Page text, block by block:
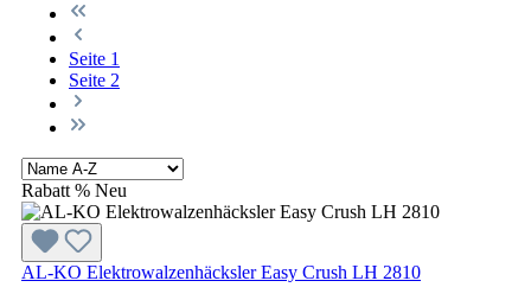
Seite 1
Seite 2
Rabatt % Neu
AL-KO Elektrowalzenhäcksler Easy Crush LH 2810